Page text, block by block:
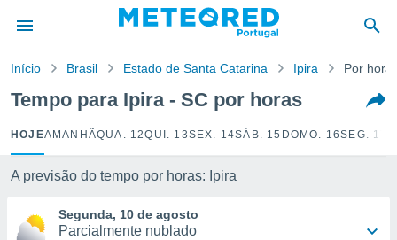
da
foi
as
fornecidas
Início Brasil Estado de Santa Catarina Ipira Por
Tempo para Ipira - SC por horas
HOJEAMANHÃQUA. 12QUI. 13SEX. 14SÁB. 15 DOMO. 16SEG. 17
A previsão do tempo por horas: Ipira
Segunda, 10 de agosto
Parcialmente nublado